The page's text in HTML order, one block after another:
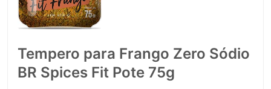
Tempero para Frango Zero Sódio
BR Spices Fit Pote 75g